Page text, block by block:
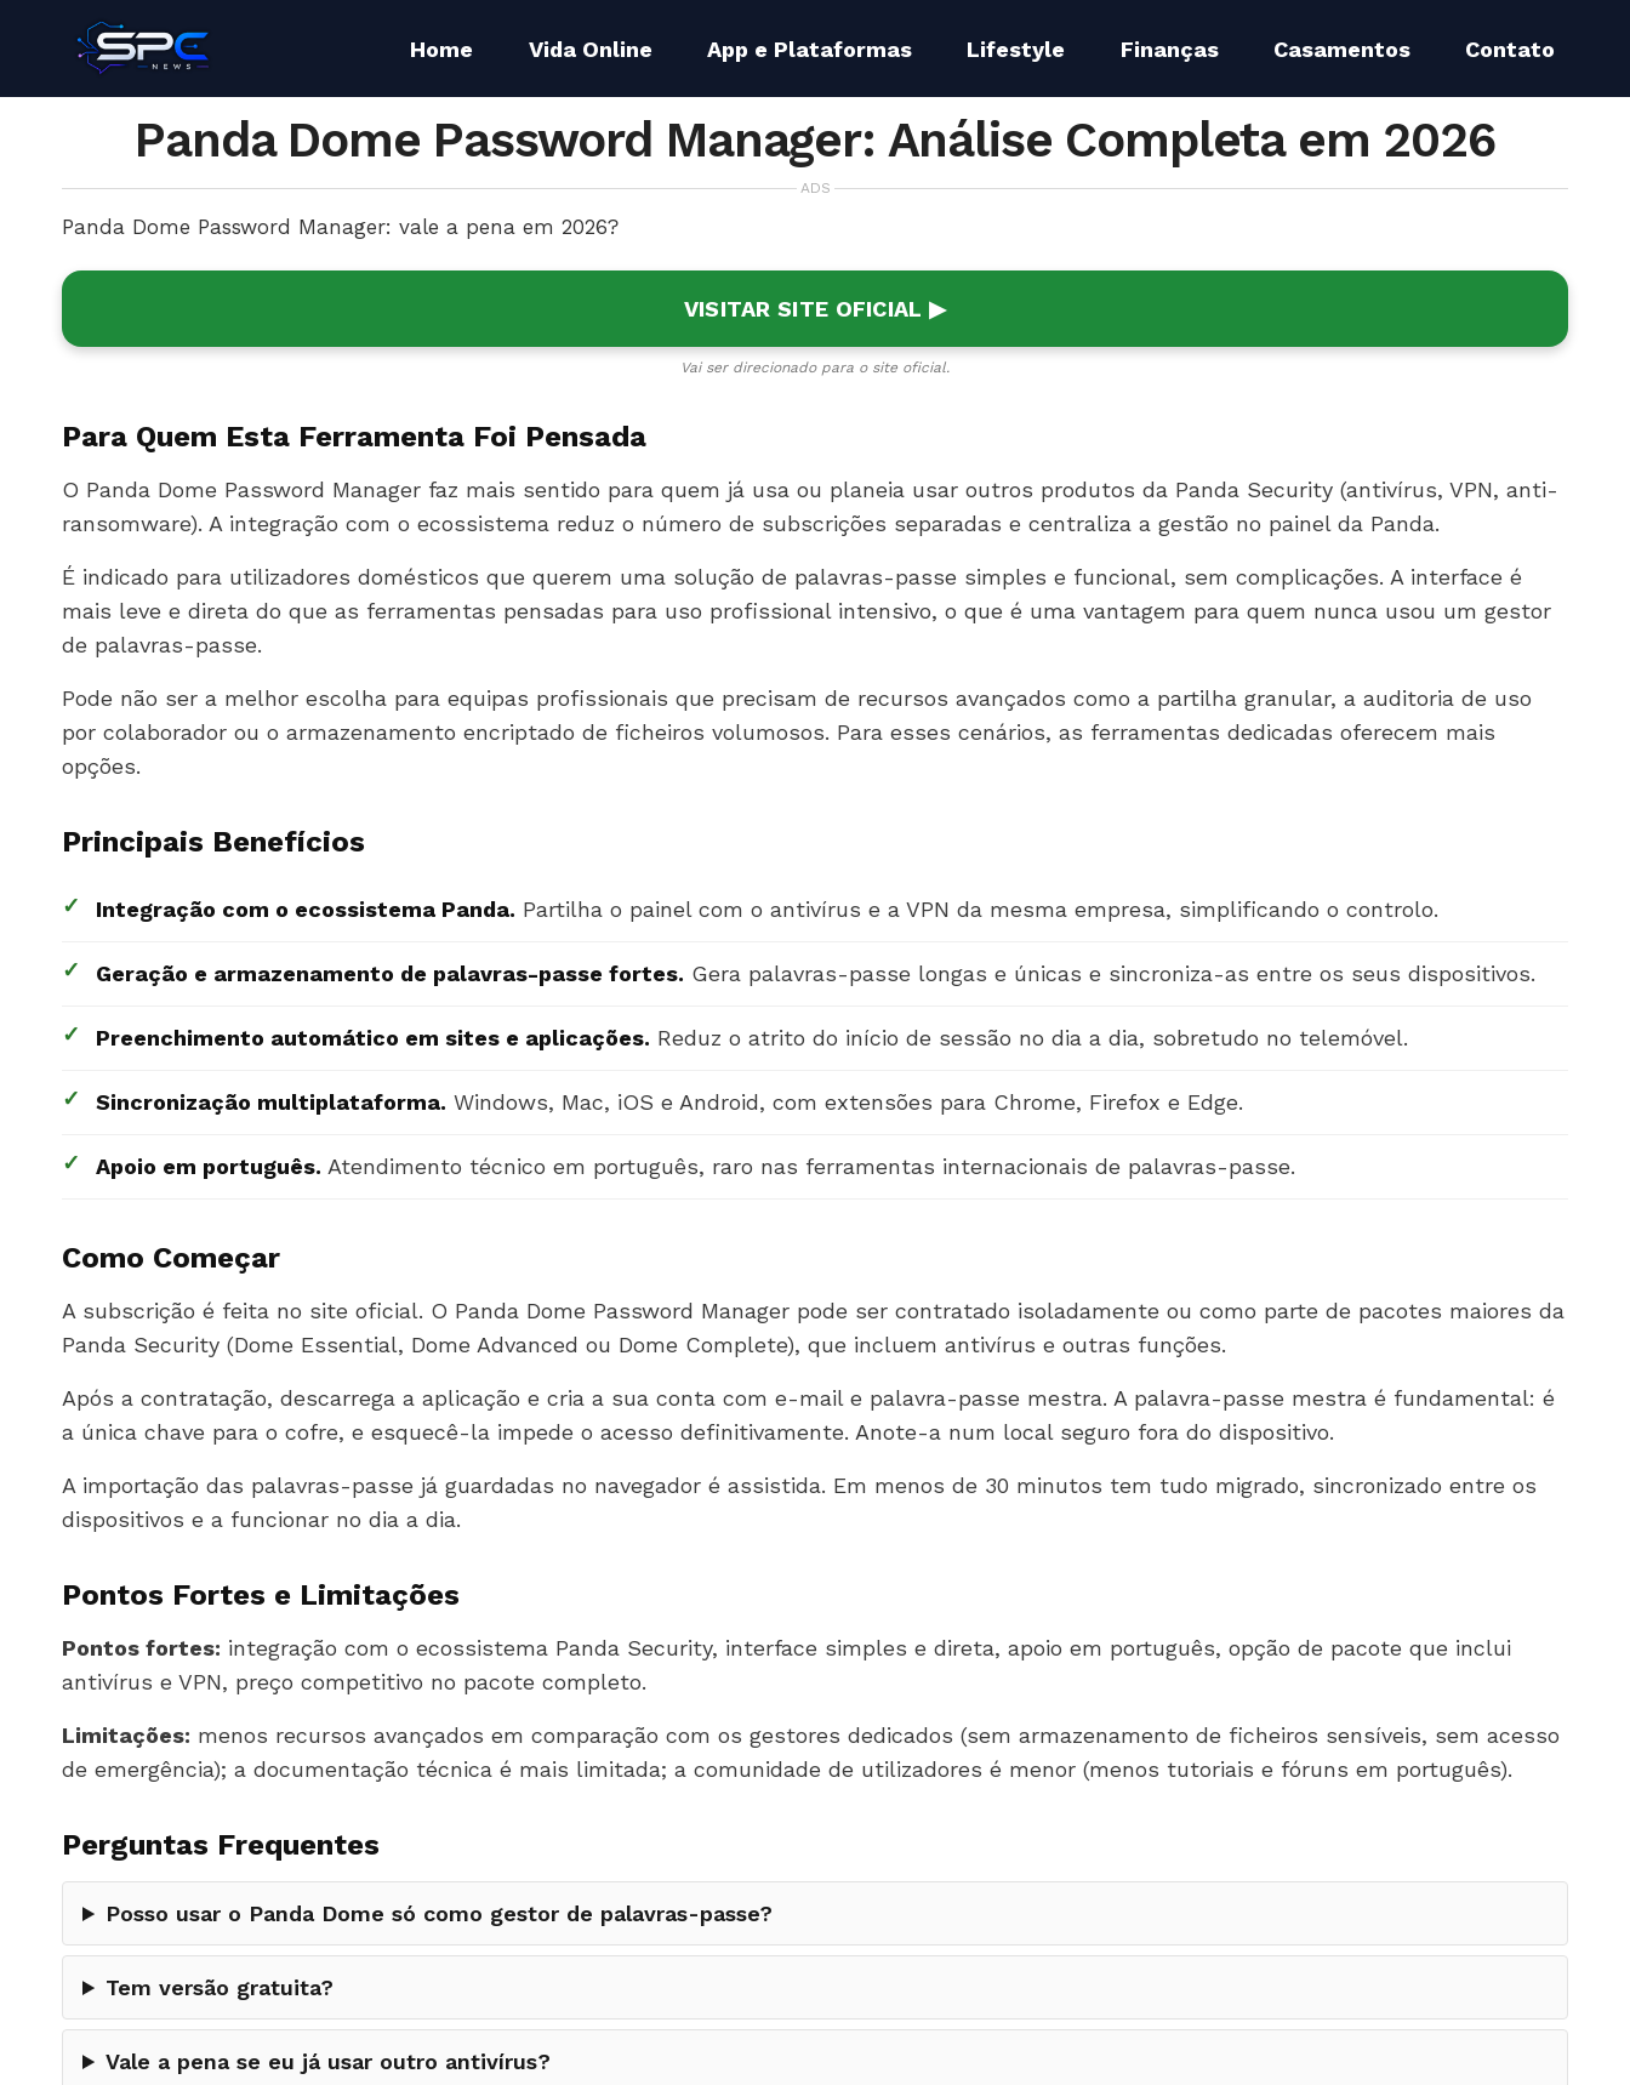
Home Vida Online App e Plataformas Lifestyle Finanças Casamentos Contato
Panda Dome Password Manager: Análise Completa em 2026
ADS
Panda Dome Password Manager: vale a pena em 2026?
VISITAR SITE OFICIAL ▶
Vai ser direcionado para o site oficial.
Para Quem Esta Ferramenta Foi Pensada
O Panda Dome Password Manager faz mais sentido para quem já usa ou planeia usar outros produtos da Panda Security (antivírus, VPN, anti-
ransomware). A integração com o ecossistema reduz o número de subscrições separadas e centraliza a gestão no painel da Panda.
É indicado para utilizadores domésticos que querem uma solução de palavras-passe simples e funcional, sem complicações. A interface é
mais leve e direta do que as ferramentas pensadas para uso profissional intensivo, o que é uma vantagem para quem nunca usou um gestor
de palavras-passe.
Pode não ser a melhor escolha para equipas profissionais que precisam de recursos avançados como a partilha granular, a auditoria de uso
por colaborador ou o armazenamento encriptado de ficheiros volumosos. Para esses cenários, as ferramentas dedicadas oferecem mais
opções.
Principais Benefícios
✓ Integração com o ecossistema Panda. Partilha o painel com o antivírus e a VPN da mesma empresa, simplificando o controlo.
✓ Geração e armazenamento de palavras-passe fortes. Gera palavras-passe longas e únicas e sincroniza-as entre os seus dispositivos.
✓ Preenchimento automático em sites e aplicações. Reduz o atrito do início de sessão no dia a dia, sobretudo no telemóvel.
✓ Sincronização multiplataforma. Windows, Mac, iOS e Android, com extensões para Chrome, Firefox e Edge.
✓ Apoio em português. Atendimento técnico em português, raro nas ferramentas internacionais de palavras-passe.
Como Começar
A subscrição é feita no site oficial. O Panda Dome Password Manager pode ser contratado isoladamente ou como parte de pacotes maiores da
Panda Security (Dome Essential, Dome Advanced ou Dome Complete), que incluem antivírus e outras funções.
Após a contratação, descarrega a aplicação e cria a sua conta com e-mail e palavra-passe mestra. A palavra-passe mestra é fundamental: é
a única chave para o cofre, e esquecê-la impede o acesso definitivamente. Anote-a num local seguro fora do dispositivo.
A importação das palavras-passe já guardadas no navegador é assistida. Em menos de 30 minutos tem tudo migrado, sincronizado entre os
dispositivos e a funcionar no dia a dia.
Pontos Fortes e Limitações
Pontos fortes: integração com o ecossistema Panda Security, interface simples e direta, apoio em português, opção de pacote que inclui
antivírus e VPN, preço competitivo no pacote completo.
Limitações: menos recursos avançados em comparação com os gestores dedicados (sem armazenamento de ficheiros sensíveis, sem acesso
de emergência); a documentação técnica é mais limitada; a comunidade de utilizadores é menor (menos tutoriais e fóruns em português).
Perguntas Frequentes
Posso usar o Panda Dome só como gestor de palavras-passe?
Tem versão gratuita?
Vale a pena se eu já usar outro antivírus?